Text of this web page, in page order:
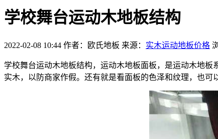
学校舞台运动木地板结构
2022-02-08 10:44 作者：欧氏地板 来源： 实木运动地板价格
学校舞台运动木地板结构，运动木地板面板，是运动木地
实木，以防商家作假。还有就是看面板的色泽和纹理，也可